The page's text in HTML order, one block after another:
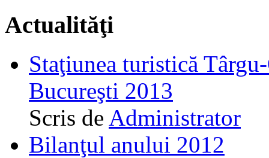
Actualităţi
Staţiunea turistică
Bucureşti 2013
Scris de Administrator
Bilanţul anului 2012